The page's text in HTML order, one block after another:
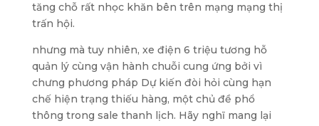
tăng chỗ rất nhọc khăn bên trên mạng mạng thị
trấn hội.
nhưng mà tuy nhiên, xe điện 6 triệu tương hỗ
quản lý cùng vận hành chuỗi cung ứng bởi vì
chưng phương pháp Dự kiến đòi hỏi cùng hạn
chế hiện trạng thiếu hàng, một chủ đề phổ
thông trong sale thanh lịch. Hãy nghĩ mang lại